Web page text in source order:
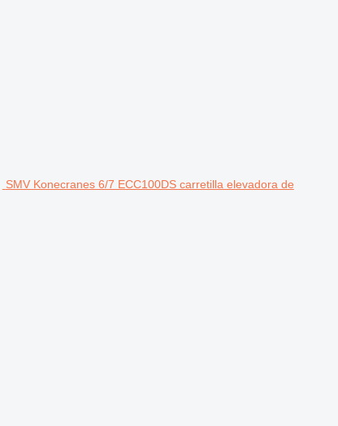
SMV Konecranes 6/7 ECC100DS carretilla elevadora de